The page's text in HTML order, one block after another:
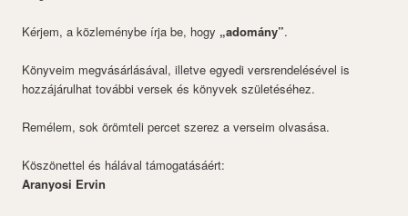
Kérjem, a közleménybe írja be, hogy „adomány”.
Könyveim megvásárlásával, illetve egyedi versrendelésével is
hozzájárulhat további versek és könyvek születéséhez.
Remélem, sok örömteli percet szerez a verseim olvasása.
Köszönettel és hálával támogatásáért:
Aranyosi Ervin